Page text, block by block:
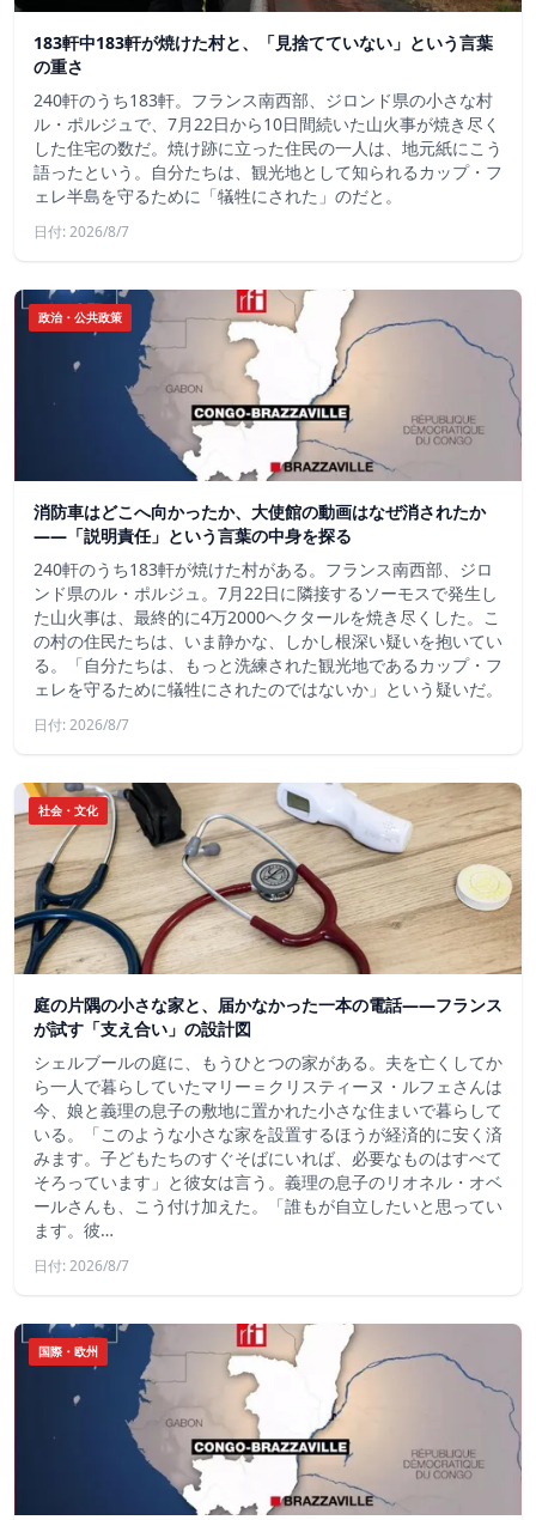
183軒中183軒が焼けた村と、「見捨てていない」という言葉
の重さ
240軒のうち183軒。フランス南西部、ジロンド県の小さな村
ル・ポルジュで、7月22日から10日間続いた山火事が焼き尽く
した住宅の数だ。焼け跡に立った住民の一人は、地元紙にこう
語ったという。自分たちは、観光地として知られるカップ・フ
ェレ半島を守るために「犠牲にされた」のだと。
日付: 2026/8/7
政治・公共政策
消防車はどこへ向かったか、大使館の動画はなぜ消されたか
——「説明責任」という言葉の中身を探る
240軒のうち183軒が焼けた村がある。フランス南西部、ジロ
ンド県のル・ポルジュ。7月22日に隣接するソーモスで発生し
た山火事は、最終的に4万2000ヘクタールを焼き尽くした。こ
の村の住民たちは、いま静かな、しかし根深い疑いを抱いてい
る。「自分たちは、もっと洗練された観光地であるカップ・フ
ェレを守るために犠牲にされたのではないか」という疑いだ。
日付: 2026/8/7
社会・文化
庭の片隅の小さな家と、届かなかった一本の電話——フランス
が試す「支え合い」の設計図
シェルブールの庭に、もうひとつの家がある。夫を亡くしてか
ら一人で暮らしていたマリー＝クリスティーヌ・ルフェさんは
今、娘と義理の息子の敷地に置かれた小さな住まいで暮らして
いる。「このような小さな家を設置するほうが経済的に安く済
みます。子どもたちのすぐそばにいれば、必要なものはすべて
そろっています」と彼女は言う。義理の息子のリオネル・オベ
ールさんも、こう付け加えた。「誰もが自立したいと思ってい
ます。彼…
日付: 2026/8/7
国際・欧州